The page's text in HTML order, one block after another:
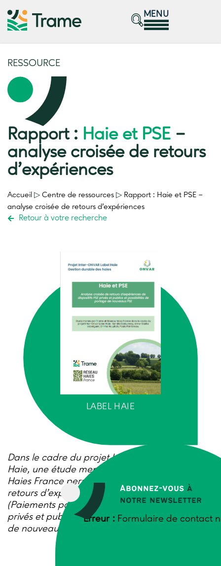
MENU
Abonnez-vous à
notre newsletter
Erreur : Formulaire de contact
RESSOURCE
Rapport : Haie et PSE –
analyse croisée de retours
d’expériences
Accueil ▷ Centre de ressources ▷ Rapport : Haie et PSE –
analyse croisée de retours d’expériences
Retour à votre recherche
LABEL HAIE
Dans le cadre du projet Inter-ONVAR Label
Haie, une étude menée par Trame et le Réseau
Haies France permet l’analyse croisée de
retours d’expériences de dispositifs PSE
(Paiements pour services environnementaux)
privés et publics, et de possibilités de portage
de nouveaux PSE.